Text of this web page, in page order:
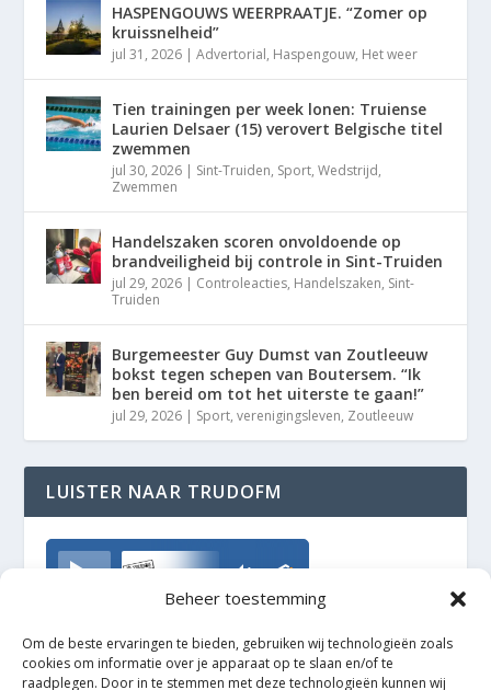
Beheer toestemming
Om de beste ervaringen te bieden, gebruiken wij technologieën zoals
cookies om informatie over je apparaat op te slaan en/of te
raadplegen. Door in te stemmen met deze technologieën kunnen wij
HASPENGOUWS WEERPRAATJE. “Zomer op
kruissnelheid”
jul 31, 2026 |Advertorial, Haspengouw, Het weer
Tien trainingen per week lonen: Truiense
Laurien Delsaer (15) verovert Belgische titel
zwemmen
jul 30, 2026 | Sint-Truiden, Sport,Wedstrijd,
Zwemmen
Handelszaken scoren onvoldoende op
brandveiligheid bij controle in Sint-Truiden
jul 29, 2026 | Controleacties, Handelszaken, Sint-
Truiden
Burgemeester Guy Dumst van Zoutleeuw
bokst tegen schepen van Boutersem. “Ik
ben bereid om tot het uiterste te gaan!”
jul 29, 2026 | Sport,verenigingsleven, Zoutleeuw
LUISTER NAAR TRUDOFM
TrudoFM